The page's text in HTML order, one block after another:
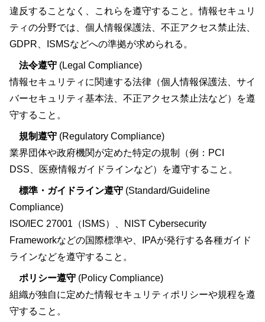
違反することなく、これらを遵守すること。情報セキュリ
ティの分野では、個人情報保護法、不正アクセス禁止法、
GDPR、ISMSなどへの準拠が求められる。
法令遵守 (Legal Compliance)
情報セキュリティに関連する法律（個人情報保護法、サイ
バーセキュリティ基本法、不正アクセス禁止法など）を遵
守すること。
規制遵守 (Regulatory Compliance)
業界団体や政府機関が定めた特定の規制（例：PCI
DSS、医療情報ガイドラインなど）を遵守すること。
標準・ガイドライン遵守 (Standard/Guideline
Compliance)
ISO/IEC 27001（ISMS）、NIST Cybersecurity
Frameworkなどの国際標準や、IPAが発行する各種ガイド
ラインなどを遵守すること。
ポリシー遵守 (Policy Compliance)
組織が独自に定めた情報セキュリティポリシーや規程を遵
守すること。